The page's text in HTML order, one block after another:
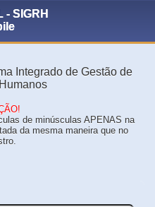
- SIGRH
Integrado de Gestão de
de minúsculas APENAS na
da mesma maneira que no